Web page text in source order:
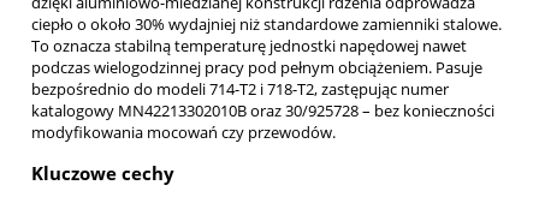
ciepło o około 30% wydajniej niż standardowe zamienniki stalowe.
To oznacza stabilną temperaturę jednostki napędowej nawet
podczas wielogodzinnej pracy pod pełnym obciążeniem. Pasuje
bezpośrednio do modeli 714-T2 i 718-T2, zastępując numer
katalogowy MN42213302010B oraz 30/925728 – bez konieczności
modyfikowania mocowań czy przewodów.
Kluczowe cechy